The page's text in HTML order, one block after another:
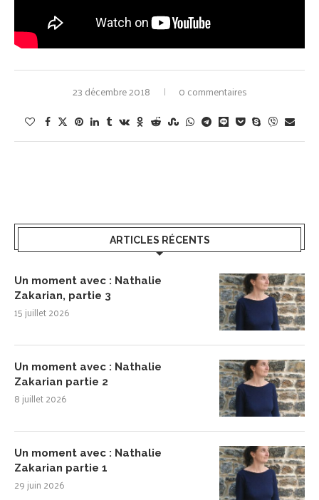
23 décembre 2018 0 commentaires
ARTICLES RÉCENTS
Un moment avec : Nathalie
Zakarian, partie 3
15 juillet 2026
Un moment avec : Nathalie
Zakarian partie 2
8 juillet 2026
Un moment avec : Nathalie
Zakarian partie 1
29 juin 2026